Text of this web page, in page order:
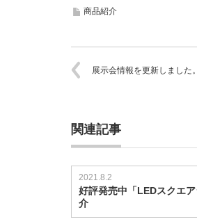
型
明
ナ
ラ
イ
ト」
シ
リ
ー
ズ
商品紹介
展示会情報を更新しました。
関連記事
2021.8.2
好評発売中「LEDスクエ
介